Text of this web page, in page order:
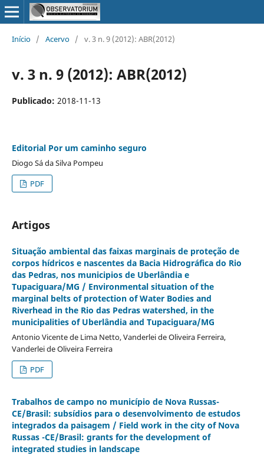
Início / Acervo / v. 3 n. 9 (2012): ABR(2012)
v. 3 n. 9 (2012): ABR(2012)
Publicado: 2018-11-13
Editorial Por um caminho seguro
Diogo Sá da Silva Pompeu
PDF
Artigos
Situação ambiental das faixas marginais de proteção de
corpos hídricos e nascentes da Bacia Hidrográfica do Rio
das Pedras, nos municipios de Uberlândia e
Tupaciguara/MG / Environmental situation of the
marginal belts of protection of Water Bodies and
Riverhead in the Rio das Pedras watershed, in the
municipalities of Uberlândia and Tupaciguara/MG
Antonio Vicente de Lima Netto, Vanderlei de Oliveira Ferreira,
Vanderlei de Oliveira Ferreira
PDF
Trabalhos de campo no município de Nova Russas-
CE/Brasil: subsídios para o desenvolvimento de estudos
integrados da paisagem / Field work in the city of Nova
Russas -CE/Brasil: grants for the development of
integrated studies in landscape